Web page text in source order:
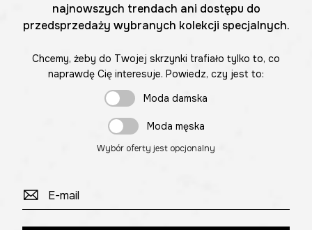
najnowszych trendach ani dostępu do
przedsprzedaży wybranych kolekcji specjalnych.
Chcemy, żeby do Twojej skrzynki trafiało tylko to, co
naprawdę Cię interesuje. Powiedz, czy jest to:
Moda damska
Moda męska
Wybór oferty jest opcjonalny